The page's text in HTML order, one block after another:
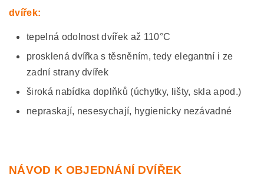
dvířek:
tepelná odolnost dvířek až 110°C
prosklená dvířka s těsněním, tedy elegantní i ze
zadní strany dvířek
široká nabídka doplňků (úchytky, lišty, skla apod.)
nepraskají, nesesychají, hygienicky nezávadné
NÁVOD K OBJEDNÁNÍ DVÍŘEK